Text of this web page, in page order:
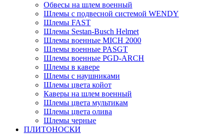
Обвесы на шлем военный
Шлемы c подвесной системой WENDY
Шлемы FAST
Шлемы Sestan-Busch Helmet
Шлемы военные MICH 2000
Шлемы военные PASGT
Шлемы военные PGD-ARCH
Шлемы в кавере
Шлемы с наушниками
Шлемы цвета койот
Каверы на шлем военный
Шлемы цвета мультикам
Шлемы цвета олива
Шлемы черные
ПЛИТОНОСКИ